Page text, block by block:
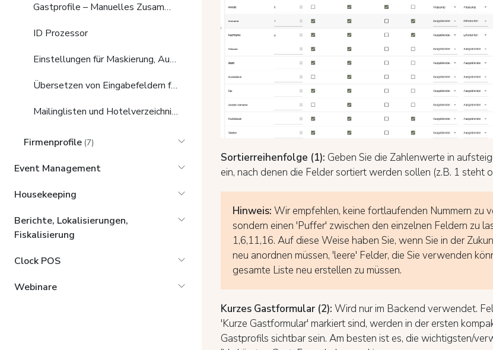
Gastprofile – Manuelles Zusammenführen
ID Prozessor
Einstellungen für Maskierung, Aufbewahrungsfrist und ID Prozessor
Übersetzen von Eingabefeldern für Gastprofile/Übersetzung
Mailinglisten und Hotelverzeichnisse
Firmenprofile (7)
Event Management
Housekeeping
Berichte, Lokalisierungen,
Fiskalisierung
Clock POS
Webinare
Sortierreihenfolge (1): Geben Sie die Zahlenwerte in
ein, nach denen die Felder sortiert werden sollen (z.B. 1 steht
Hinweis: Wir empfehlen, keine fortlaufenden Nummern zu
sondern einen 'Puffer' zwischen den einzelnen Feldern zu
1,6,11,16. Auf diese Weise haben Sie, wenn Sie in der
neu anordnen müssen, 'leere' Felder, die Sie verwenden
gesamte Liste neu erstellen zu müssen.
Kurzes Gastformular (2): Wird nur im Backend verwendet.
'Kurze Gastformular' markiert sind, werden in der ersten
Gastprofils sichtbar sein. Am besten ist es, die wichtigsten/